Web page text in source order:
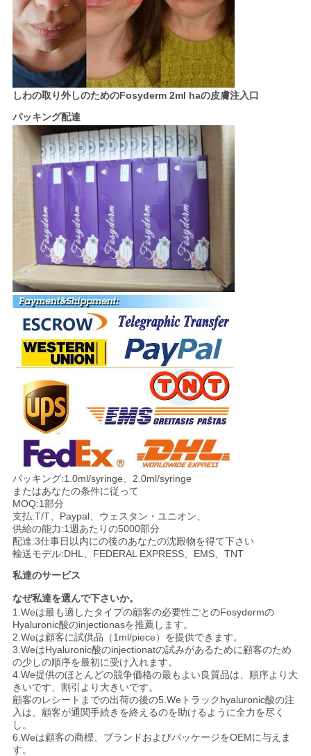
しわの取り外しのためのFosyderm 2ml haの皮膚注入口
パッキング配達
パッキング:1.0ml/syringe、2.0ml/syringe
またはあなたの条件に従って
MOQ:1部分
支払:T/T、Paypal、ウェスタン・ユニオン、
供給の能力:1週あたりの5000部分
配達:3仕事日以内にの後のあなたの沈殿物を得て下さい
輸送モデル:DHL、FEDERAL EXPRESS、EMS、TNT
私達のサービス
なぜ私達を選んで下さいか。
1.Weは最も適したタイプの顧客の必要性ごとのFosydermの
Hyaluronic酸のinjectionasを推薦します。
2.Weは顧客に試供品（1ml/piece）を提供できます。
3.WeはHyaluronic酸のinjectionatの試みがあるために顧客のため
の少しの順序を最初に受け入れます。
4.We提供のほとんどの競争価格の最もよい良質品は、順序より大
きいです、割引より大きいです。
顧客のレシートまでの出荷の後の5.Weトラックhyaluronic酸の注
入は、顧客が通関手続きを終えるのを助けるように全力を尽く
し。
6.Weは顧客の商標、ブランドおよびパッケージをOEMに与えま
す。